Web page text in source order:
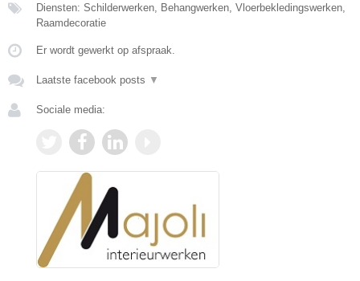
Diensten: Schilderwerken, Behangwerken, Vloerbekledingswerken,
Raamdecoratie
Er wordt gewerkt op afspraak.
Laatste facebook posts ▼
Sociale media: